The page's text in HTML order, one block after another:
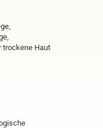
trockene Haut